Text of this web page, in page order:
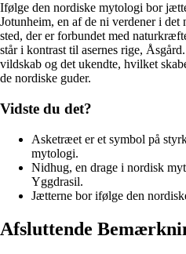
Ifølge den nordiske mytologi bor
Jotunheim, en af de ni verdener i det
sted, der er forbundet med
står i kontrast til asernes rige,
vildskab og det ukendte, hvilket
de nordiske guder.
Vidste du det?
Asketræet er et symbol på
mytologi.
Nidhug, en drage i nordisk
Yggdrasil.
Jætterne bor ifølge den
Afsluttende